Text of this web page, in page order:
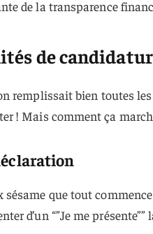
de la transparence
de
remplissait bien toutes
! Mais comment ça
sésame que tout
d’un “”Je me